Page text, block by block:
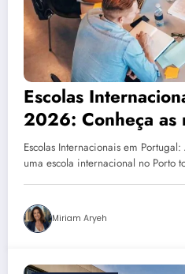
Escolas
2026: Conheça as
Porto
Escolas Internacionais em
uma escola internacional no Porto
Miriam Aryeh